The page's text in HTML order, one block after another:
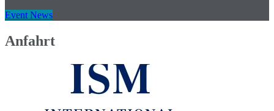
Event News
Anfahrt